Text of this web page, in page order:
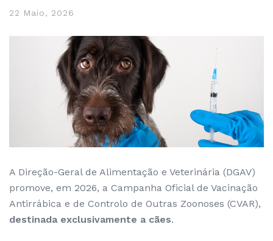
22 Maio, 2026
A Direção-Geral de Alimentação e Veterinária (DGAV)
promove, em 2026, a Campanha Oficial de Vacinação
Antirrábica e de Controlo de Outras Zoonoses (CVAR),
destinada exclusivamente a cães.